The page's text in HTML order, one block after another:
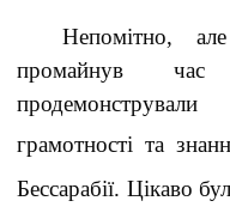
Непомітно,
промайнув час
грамотності та
Бессарабії. Цікаво